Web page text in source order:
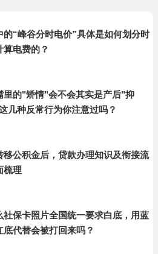
的“峰谷分时电价”具体是如何划分时
算电费的？
里的"矫情"会不会其实是产后"抑
几种反常行为你注意过吗？
移公积金后，贷款办理知识及衔接流
梳理
社保卡照片全国统一要求白底，用蓝
底代替会被打回来吗？